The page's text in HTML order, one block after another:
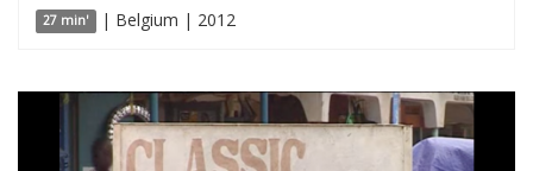
27 min' | Belgium | 2012